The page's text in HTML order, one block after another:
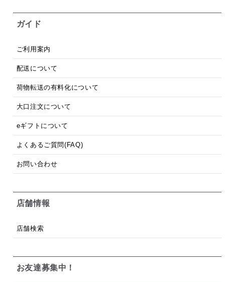
ガイド
ご利用案内
配送について
荷物転送の有料化について
大口注文について
eギフトについて
よくあるご質問(FAQ)
お問い合わせ
店舗情報
店舗検索
お友達募集中！